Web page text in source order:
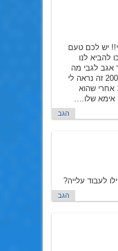
יש לכם טעם
להביא לנו
אגב לגבי מה
שאמרו על המילניום של 2003 זה נראה לי
הופיע או בפרק 10 או ב11 אחרי שהוא
שלו….
הגב
לעבוד עלייה?
הגב